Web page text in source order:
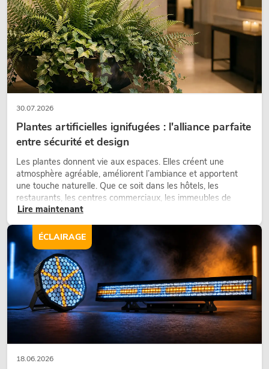
30.07.2026
Plantes artificielles ignifugées : l'alliance parfaite
entre sécurité et design
Les plantes donnent vie aux espaces. Elles créent une
atmosphère agréable, améliorent l’ambiance et apportent
une touche naturelle. Que ce soit dans les hôtels, les
restaurants, les centres commerciaux, les immeubles de
bureaux ou sur les stands d’exposition, une végétalisation de
d’aménagement modernes.
Lire maintenant
18.06.2026
ÉCLAIRAGE